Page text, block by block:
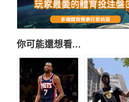
你可能還想看…